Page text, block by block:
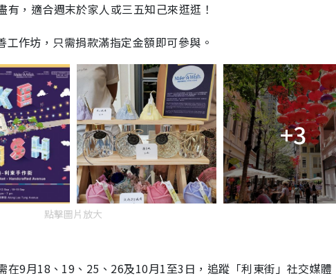
，適合週末於家人或三五知己來逛逛！
作坊，只需捐款滿指定金額即可參與。
+3
點擊圖片放大
在9月18、19、25、26及10月1至3日，追蹤「利東街」社交媒體